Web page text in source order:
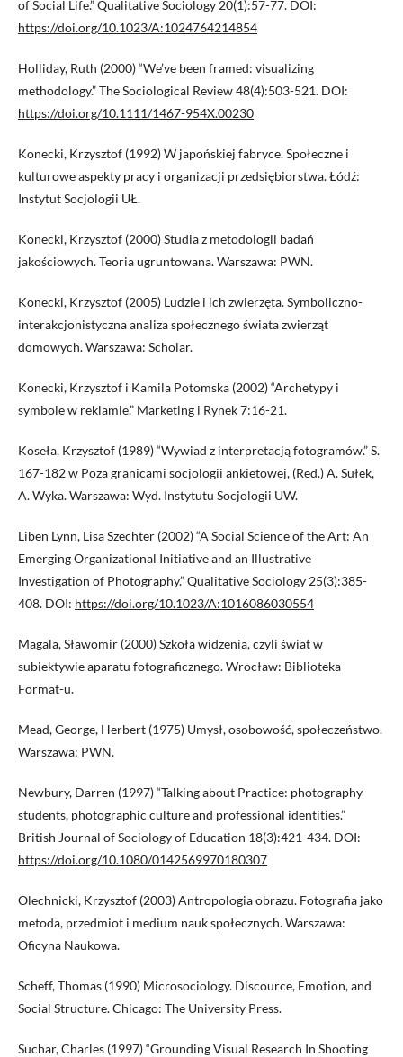
of Social Life.” Qualitative Sociology 20(1):57-77. DOI:
https://doi.org/10.1023/A:1024764214854
Holliday, Ruth (2000) “We’ve been framed: visualizing
methodology.” The Sociological Review 48(4):503-521. DOI:
https://doi.org/10.1111/1467-954X.00230
Konecki, Krzysztof (1992) W japońskiej fabryce. Społeczne i
kulturowe aspekty pracy i organizacji przedsiębiorstwa. Łódź:
Instytut Socjologii UŁ.
Konecki, Krzysztof (2000) Studia z metodologii badań
jakościowych. Teoria ugruntowana. Warszawa: PWN.
Konecki, Krzysztof (2005) Ludzie i ich zwierzęta. Symboliczno-
interakcjonistyczna analiza społecznego świata zwierząt
domowych. Warszawa: Scholar.
Konecki, Krzysztof i Kamila Potomska (2002) “Archetypy i
symbole w reklamie.” Marketing i Rynek 7:16-21.
Koseła, Krzysztof (1989) “Wywiad z interpretacją fotogramów.” S.
167-182 w Poza granicami socjologii ankietowej, (Red.) A. Sułek,
A. Wyka. Warszawa: Wyd. Instytutu Socjologii UW.
Liben Lynn, Lisa Szechter (2002) “A Social Science of the Art: An
Emerging Organizational Initiative and an Illustrative
Investigation of Photography.” Qualitative Sociology 25(3):385-
408. DOI: https://doi.org/10.1023/A:1016086030554
Magala, Sławomir (2000) Szkoła widzenia, czyli świat w
subiektywie aparatu fotograficznego. Wrocław: Biblioteka
Format-u.
Mead, George, Herbert (1975) Umysł, osobowość, społeczeństwo.
Warszawa: PWN.
Newbury, Darren (1997) “Talking about Practice: photography
students, photographic culture and professional identities.”
British Journal of Sociology of Education 18(3):421-434. DOI:
https://doi.org/10.1080/0142569970180307
Olechnicki, Krzysztof (2003) Antropologia obrazu. Fotografia jako
metoda, przedmiot i medium nauk społecznych. Warszawa:
Oficyna Naukowa.
Scheff, Thomas (1990) Microsociology. Discource, Emotion, and
Social Structure. Chicago: The University Press.
Suchar, Charles (1997) “Grounding Visual Research In Shooting